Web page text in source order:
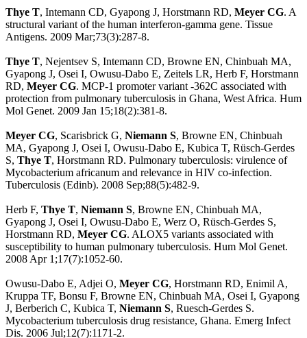
Thye T, Intemann CD, Gyapong J, Horstmann RD, Meyer CG. A
structural variant of the human interferon-gamma gene. Tissue
Antigens. 2009 Mar;73(3):287-8.
Thye T, Nejentsev S, Intemann CD, Browne EN, Chinbuah MA,
Gyapong J, Osei I, Owusu-Dabo E, Zeitels LR, Herb F, Horstmann
RD, Meyer CG. MCP-1 promoter variant -362C associated with
protection from pulmonary tuberculosis in Ghana, West Africa. Hum
Mol Genet. 2009 Jan 15;18(2):381-8.
Meyer CG, Scarisbrick G, Niemann S, Browne EN, Chinbuah
MA, Gyapong J, Osei I, Owusu-Dabo E, Kubica T, Rüsch-Gerdes
S, Thye T, Horstmann RD. Pulmonary tuberculosis: virulence of
Mycobacterium africanum and relevance in HIV co-infection.
Tuberculosis (Edinb). 2008 Sep;88(5):482-9.
Herb F, Thye T, Niemann S, Browne EN, Chinbuah MA,
Gyapong J, Osei I, Owusu-Dabo E, Werz O, Rüsch-Gerdes S,
Horstmann RD, Meyer CG. ALOX5 variants associated with
susceptibility to human pulmonary tuberculosis. Hum Mol Genet.
2008 Apr 1;17(7):1052-60.
Owusu-Dabo E, Adjei O, Meyer CG, Horstmann RD, Enimil A,
Kruppa TF, Bonsu F, Browne EN, Chinbuah MA, Osei I, Gyapong
J, Berberich C, Kubica T, Niemann S, Ruesch-Gerdes S.
Mycobacterium tuberculosis drug resistance, Ghana. Emerg Infect
Dis. 2006 Jul;12(7):1171-2.